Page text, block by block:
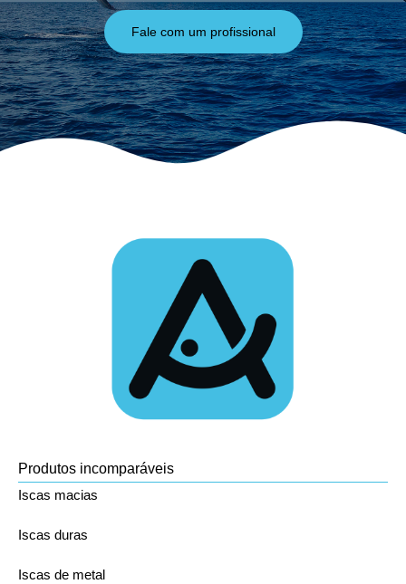
Fale com um profissional
Produtos incomparáveis
Iscas macias
Iscas duras
Iscas de metal